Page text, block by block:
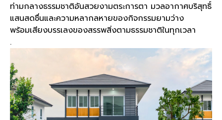
ท่ามกลางธรรมชาติอันสวยงามตระการตา มวลอากาศบริสุทธิ์
แสนสดชื่นและความหลากลหายของกิจกรรมยามว่าง
พร้อมเสียงบรรเลงของสรรพสิ่งตามธรรมชาติในทุกเวลา
.